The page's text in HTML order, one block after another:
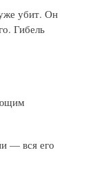
убит. Он
Гибель
— вся его